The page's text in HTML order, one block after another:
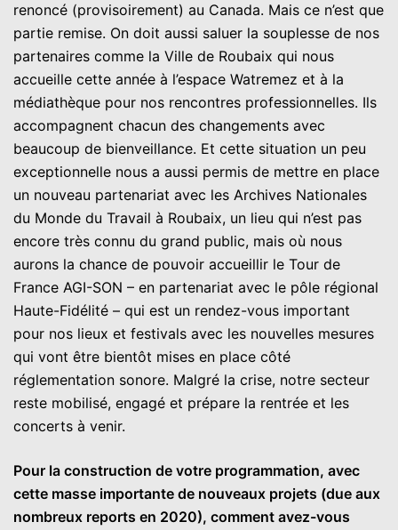
renoncé (provisoirement) au Canada. Mais ce n’est que
partie remise. On doit aussi saluer la souplesse de nos
partenaires comme la Ville de Roubaix qui nous
accueille cette année à l’espace Watremez et à la
médiathèque pour nos rencontres professionnelles. Ils
accompagnent chacun des changements avec
beaucoup de bienveillance. Et cette situation un peu
exceptionnelle nous a aussi permis de mettre en place
un nouveau partenariat avec les Archives Nationales
du Monde du Travail à Roubaix, un lieu qui n’est pas
encore très connu du grand public, mais où nous
aurons la chance de pouvoir accueillir le Tour de
France AGI-SON – en partenariat avec le pôle régional
Haute-Fidélité – qui est un rendez-vous important
pour nos lieux et festivals avec les nouvelles mesures
qui vont être bientôt mises en place côté
réglementation sonore. Malgré la crise, notre secteur
reste mobilisé, engagé et prépare la rentrée et les
concerts à venir.
Pour la construction de votre programmation, avec
cette masse importante de nouveaux projets (due aux
nombreux reports en 2020), comment avez-vous